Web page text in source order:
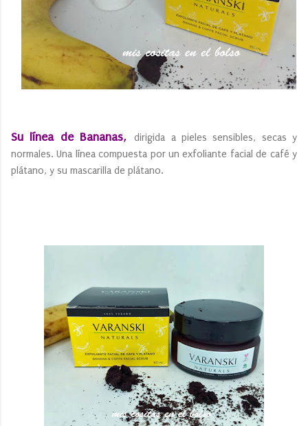
Su línea de Bananas,dirigida a pieles sensibles, secas y
normales. Una línea compuesta por un exfoliante facial de café y
plátano, y su mascarilla de plátano.